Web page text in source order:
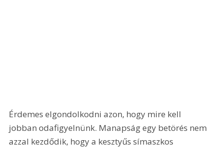
Érdemes elgondolkodni azon, hogy mire kell
jobban odafigyelnünk. Manapság egy betörés nem
azzal kezdődik, hogy a kesztyűs símaszkos